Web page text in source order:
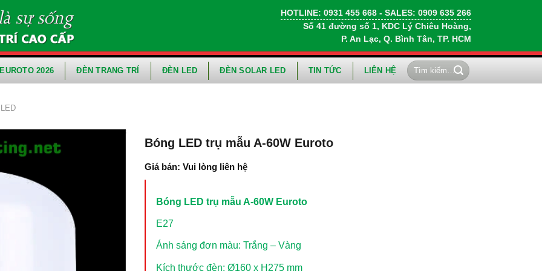
HOTLINE: 0931 455 668 - SALES: 0909 635 266
Số 41 đường số 1, KDC Lý Chiêu Hoàng,
P. An Lạc, Q. Bình Tân, TP. HCM
2026 ĐÈN TRANG TRÍ ĐÈN LED ĐÈN SOLAR LED TIN TỨC LIÊN HỆ
Tìm
kiếm:
Bóng LED trụ mẫu A-60W Euroto
Giá bán: Vui lòng liên hệ
Bóng LED trụ mẫu A-60W Euroto
E27
Ánh sáng đơn màu: Trắng – Vàng
Kích thước đèn: Ø160 x H275 mm